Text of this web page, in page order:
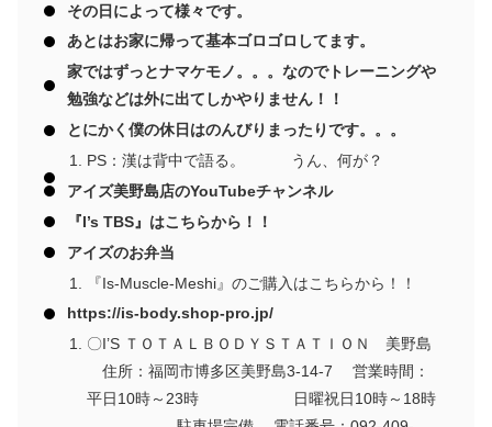
その日によって様々です。
あとはお家に帰って基本ゴロゴロしてます。
家ではずっとナマケモノ。。。なのでトレーニングや
勉強などは外に出てしかやりません！！
とにかく僕の休日はのんびりまったりです。。。
PS：漢は背中で語る。 うん、何が？
アイズ美野島店のYouTubeチャンネル
『I’s TBS』はこちらから！！
アイズのお弁当
『Is-Muscle-Meshi』のご購入はこちらから！！
https://is-body.shop-pro.jp/
〇I’S ＴＯＴＡＬＢＯＤＹＳＴＡＴＩＯＮ 美野島
住所：福岡市博多区美野島3-14-7 営業時間：
平日10時～23時 日曜祝日10時～18時